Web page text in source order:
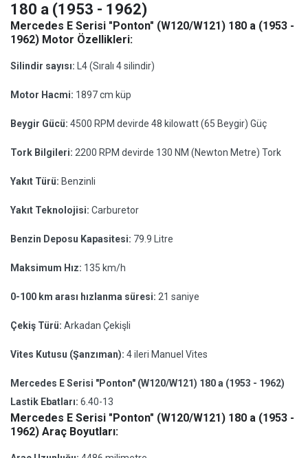
180 a (1953 - 1962)
Mercedes E Serisi "Ponton" (W120/W121) 180 a (1953 -
1962) Motor Özellikleri:
Silindir sayısı: L4 (Sıralı 4 silindir)
Motor Hacmi: 1897 cm küp
Beygir Gücü: 4500 RPM devirde 48 kilowatt (65 Beygir) Güç
Tork Bilgileri: 2200 RPM devirde 130 NM (Newton Metre) Tork
Yakıt Türü: Benzinli
Yakıt Teknolojisi: Carburetor
Benzin Deposu Kapasitesi: 79.9 Litre
Maksimum Hız: 135 km/h
0-100 km arası hızlanma süresi: 21 saniye
Çekiş Türü: Arkadan Çekişli
Vites Kutusu (Şanzıman): 4 ileri Manuel Vites
Mercedes E Serisi "Ponton" (W120/W121) 180 a (1953 - 1962)
Lastik Ebatları: 6.40-13
Mercedes E Serisi "Ponton" (W120/W121) 180 a (1953 -
1962) Araç Boyutları: